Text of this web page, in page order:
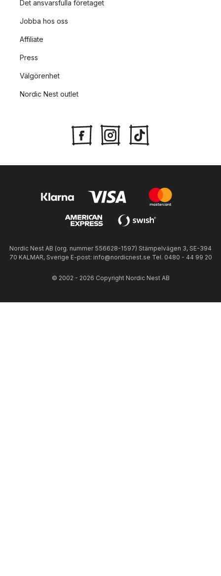
Det ansvarsfulla företaget
Jobba hos oss
Affiliate
Press
Välgörenhet
Nordic Nest outlet
Nordic Nest AB (org. nummer 556628-1597) Stämpelvägen 3, SE-394
70 KALMAR, Sverige E-post: info@nordicnest.se Tel. 0480 - 44 99 20
© 2002 - 2026 Copyright Nordic Nest AB